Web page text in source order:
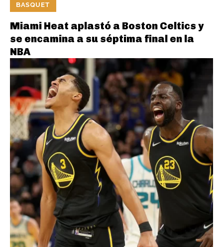
BASQUET
Miami Heat aplastó a Boston Celtics y
se encamina a su séptima final en la
NBA